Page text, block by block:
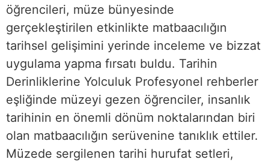
öğrencileri, müze bünyesinde
gerçekleştirilen etkinlikte matbaacılığın
tarihsel gelişimini yerinde inceleme ve bizzat
uygulama yapma fırsatı buldu. Tarihin
Derinliklerine Yolculuk Profesyonel rehberler
eşliğinde müzeyi gezen öğrenciler, insanlık
tarihinin en önemli dönüm noktalarından biri
olan matbaacılığın serüvenine tanıklık ettiler.
Müzede sergilenen tarihi hurufat setleri,